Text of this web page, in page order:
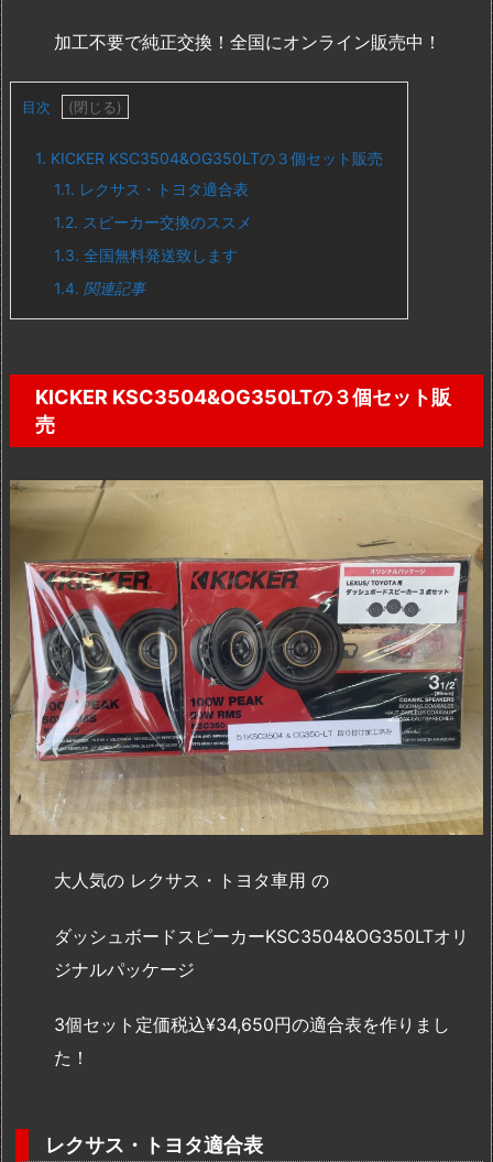
加工不要で純正交換！全国にオンライン販売中！
目次
1. KICKER KSC3504&OG350LTの３個セット販売
1.1. レクサス・トヨタ適合表
1.2. スピーカー交換のススメ
1.3. 全国無料発送致します
1.4. 関連記事
KICKER KSC3504&OG350LTの３個セット販
売
大人気の レクサス・トヨタ車用 の
ダッシュボードスピーカーKSC3504&OG350LTオリ
ジナルパッケージ
3個セット定価税込¥34,650円の適合表を作りまし
た！
レクサス・トヨタ適合表